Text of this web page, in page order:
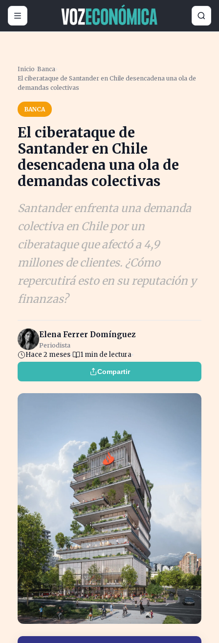
Inicio ›Banca›
El ciberataque de Santander en Chile desencadena una ola de
demandas colectivas
BANCA
El ciberataque de
Santander en Chile
desencadena una ola de
demandas colectivas
Santander enfrenta una demanda
colectiva en Chile por un
ciberataque que afectó a 4,9
millones de clientes. ¿Cómo
repercutirá esto en su reputación y
finanzas?
Elena Ferrer Domínguez
Periodista
Hace 2 meses 1 min de lectura
Compartir